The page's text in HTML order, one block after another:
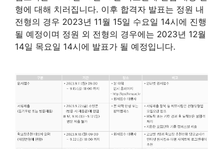
형에 대해 치러집니다. 이후 합격자 발표는 정원 내
전형의 경우 2023년 11월 15일 수요일 14시에 진행
될 예정이며 정원 외 전형의 경우에는 2023년 12월
14일 목요일 14시에 발표가 될 예정입니다.